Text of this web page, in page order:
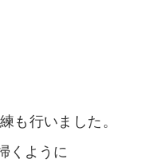
も行いました。
くように